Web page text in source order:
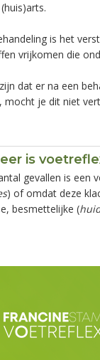
is het
vrijkomen die
dat er na een
mocht je dit niet
is
gevallen is een
) of omdat deze
besmettelijke (